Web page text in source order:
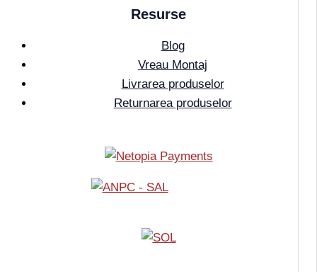
Resurse
Blog
Vreau Montaj
Livrarea produselor
Returnarea produselor